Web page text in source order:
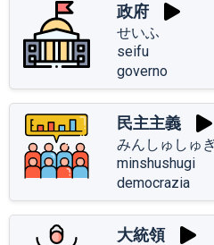
政府
せいふ
seifu
governo
民主主義
みんしゅしゅ
minshushugi
democrazia
大統領